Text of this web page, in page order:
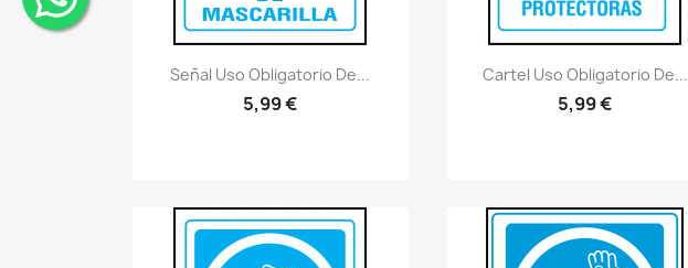
visibilityVistazo rápido
Señal Uso Obligatorio De...
5,99 €
visibility Vistazo rápido
Cartel Uso Obligatorio De...
5,99 €
¨